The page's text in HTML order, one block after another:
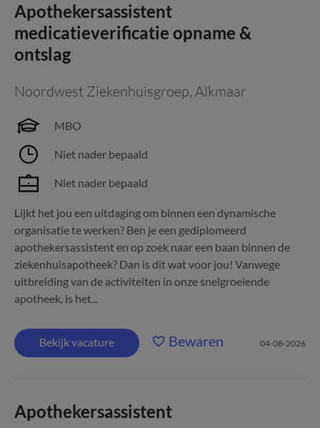
Apothekersassistent
medicatieverificatie opname &
ontslag
Noordwest Ziekenhuisgroep, Alkmaar
MBO
Niet nader bepaald
Niet nader bepaald
Lijkt het jou een uitdaging om binnen een dynamische
organisatie te werken? Ben je een gediplomeerd
apothekersassistent en op zoek naar een baan binnen de
ziekenhuisapotheek? Dan is dit wat voor jou! Vanwege
uitbreiding van de activiteiten in onze snelgroeiende
apotheek, is het...
Bekijk vacature Bewaren 04-08-2026
Apothekersassistent